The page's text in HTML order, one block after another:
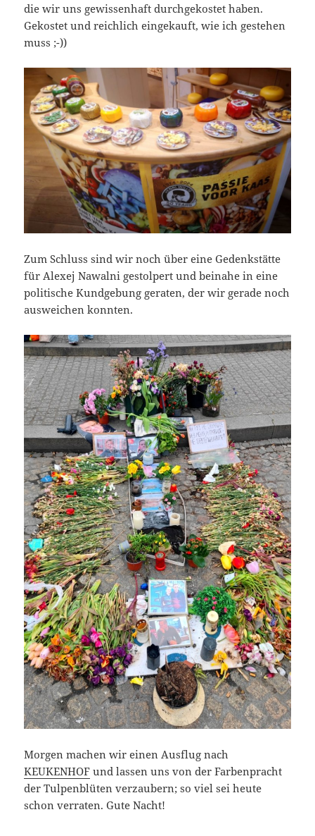
die wir uns gewissenhaft durchgekostet haben.
Gekostet und reichlich eingekauft, wie ich gestehen
muss ;-))
Zum Schluss sind wir noch über eine Gedenkstätte
für Alexej Nawalni gestolpert und beinahe in eine
politische Kundgebung geraten, der wir gerade noch
ausweichen konnten.
Morgen machen wir einen Ausflug nach
KEUKENHOF und lassen uns von der Farbenpracht
der Tulpenblüten verzaubern; so viel sei heute
schon verraten. Gute Nacht!